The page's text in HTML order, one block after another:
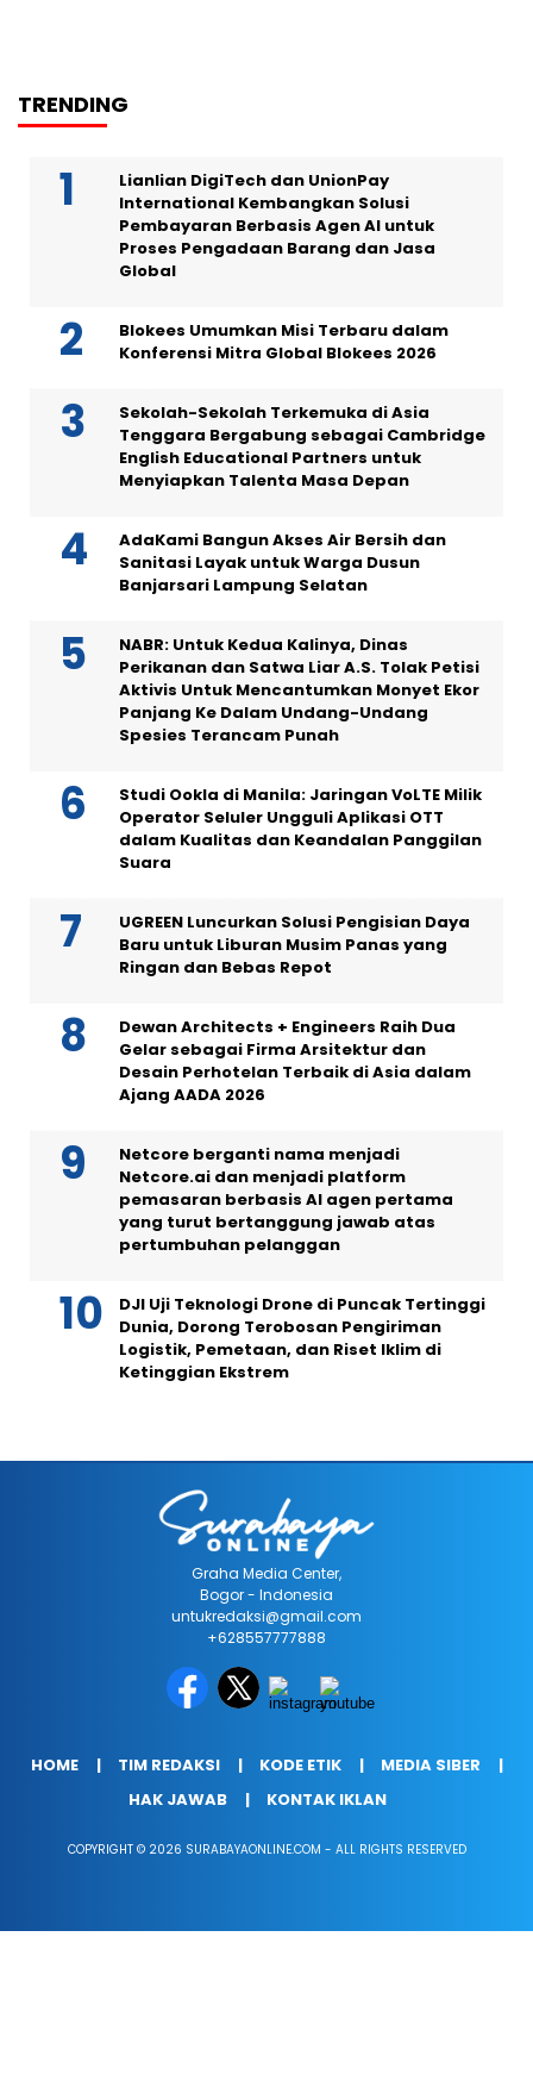
TRENDING
Lianlian DigiTech dan UnionPay
International Kembangkan Solusi
Pembayaran Berbasis Agen AI untuk
Proses Pengadaan Barang dan Jasa
Global
Blokees Umumkan Misi Terbaru dalam
Konferensi Mitra Global Blokees 2026
Sekolah-Sekolah Terkemuka di Asia
Tenggara Bergabung sebagai Cambridge
English Educational Partners untuk
Menyiapkan Talenta Masa Depan
AdaKami Bangun Akses Air Bersih dan
Sanitasi Layak untuk Warga Dusun
Banjarsari Lampung Selatan
NABR: Untuk Kedua Kalinya, Dinas
Perikanan dan Satwa Liar A.S. Tolak Petisi
Aktivis Untuk Mencantumkan Monyet Ekor
Panjang Ke Dalam Undang-Undang
Spesies Terancam Punah
Studi Ookla di Manila: Jaringan VoLTE Milik
Operator Seluler Ungguli Aplikasi OTT
dalam Kualitas dan Keandalan Panggilan
Suara
UGREEN Luncurkan Solusi Pengisian Daya
Baru untuk Liburan Musim Panas yang
Ringan dan Bebas Repot
Dewan Architects + Engineers Raih Dua
Gelar sebagai Firma Arsitektur dan
Desain Perhotelan Terbaik di Asia dalam
Ajang AADA 2026
Netcore berganti nama menjadi
Netcore.ai dan menjadi platform
pemasaran berbasis AI agen pertama
yang turut bertanggung jawab atas
pertumbuhan pelanggan
DJI Uji Teknologi Drone di Puncak Tertinggi
Dunia, Dorong Terobosan Pengiriman
Logistik, Pemetaan, dan Riset Iklim di
Ketinggian Ekstrem
Graha Media Center,
Bogor - Indonesia
untukredaksi@gmail.com
+628557777888
HOME TIM REDAKSI KODE ETIK
MEDIA SIBER
HAK JAWAB
KONTAK IKLAN
COPYRIGHT © 2026 SURABAYAONLINE.COM - ALL RIGHTS RESERVED